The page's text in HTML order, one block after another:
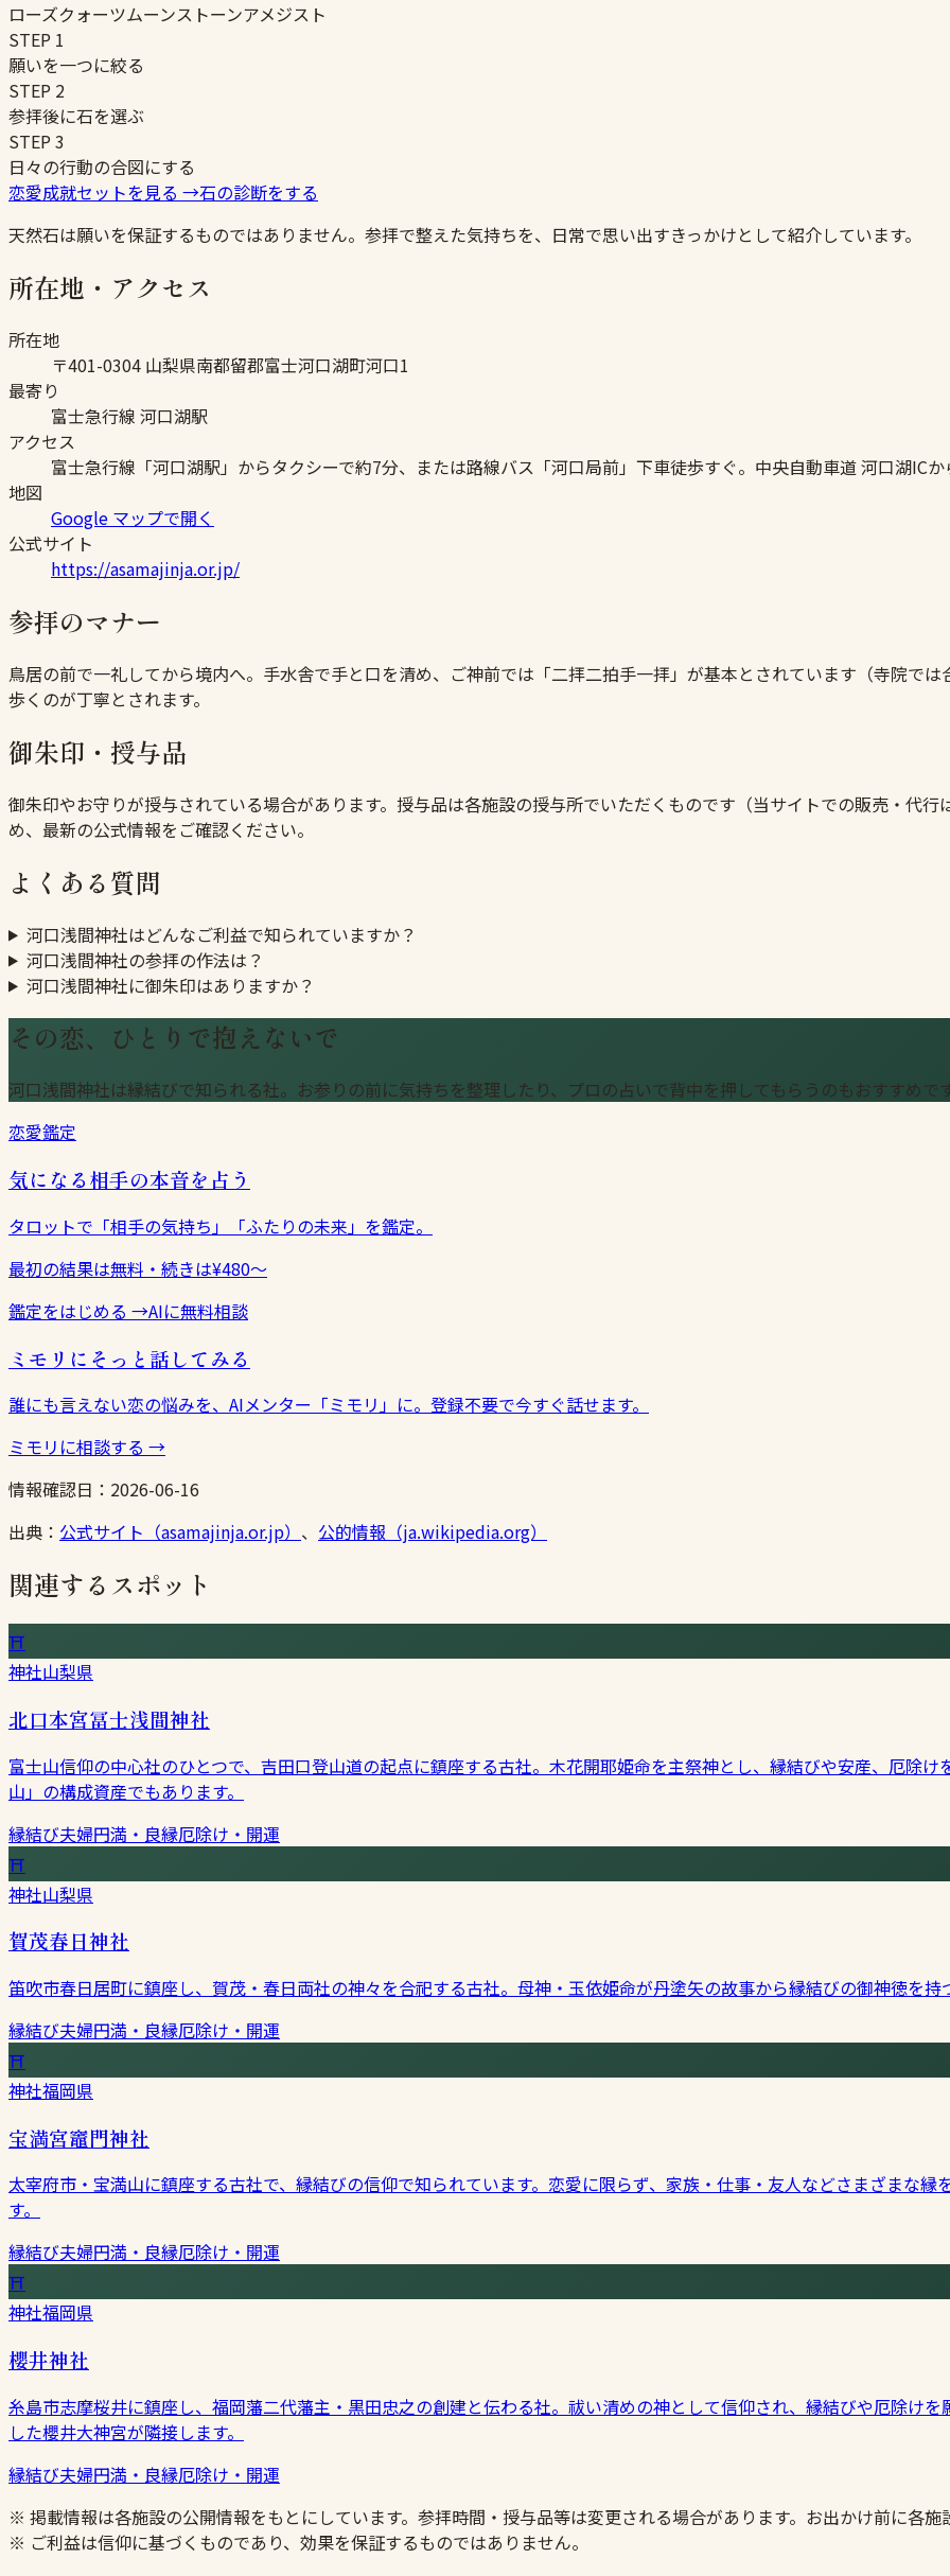
ローズクォーツムーンストーンアメジスト
STEP 1
願いを一つに絞る
STEP 2
参拝後に石を選ぶ
STEP3
日々の行動の合図にする
恋愛成就セットを見る →石の診断をする
天然石は願いを保証するものではありません。参拝で整えた気持ちを、日常で思い出すきっかけとして紹介しています。
所在地・アクセス
所在地
〒401-0304 山梨県南都留郡富士河口湖町河口1
最寄り
富士急行線 河口湖駅
アクセス
富士急行線「河口湖駅」からタクシーで約7分、または路線バス「河口局前」下車徒歩すぐ。中央自動車道 河口湖IC
地図
Google マップで開く
公式サイト
https://asamajinja.or.jp/
参拝のマナー
鳥居の前で一礼してから境内へ。手水舎で手と口を清め、ご神前では「二拝二拍手一拝」が基本とされています（寺院で
歩くのが丁寧とされます。
御朱印・授与品
御朱印やお守りが授与されている場合があります。授与品は各施設の授与所でいただくものです（当サイトでの販売・代
め、最新の公式情報をご確認ください。
よくある質問
河口浅間神社はどんなご利益で知られていますか？
河口浅間神社の参拝の作法は？
河口浅間神社に御朱印はありますか？
その恋、ひとりで抱えないで
河口浅間神社は縁結びで知られる社。お参りの前に気持ちを整理したり、プロの占いで背中を押してもらうのもおすすめで
恋愛鑑定
気になる相手の本音を占う
タロットで「相手の気持ち」「ふたりの未来」を鑑定。
最初の結果は無料・続きは¥480〜
鑑定をはじめる →AIに無料相談
ミモリにそっと話してみる
誰にも言えない恋の悩みを、AIメンター「ミモリ」に。登録不要で今すぐ話せます。
ミモリに相談する →
情報確認日： 2026-06-16
出典： 公式サイト（asamajinja.or.jp） 、 公的情報（ja.wikipedia.org）
関連するスポット
⛩
神社山梨県
北口本宮冨士浅間神社
富士山信仰の中心社のひとつで、吉田口登山道の起点に鎮座する古社。木花開耶姫命を主祭神とし、縁結びや安産、厄除
山」の構成資産でもあります。
縁結び夫婦円満・良縁厄除け・開運
⛩
神社山梨県
賀茂春日神社
笛吹市春日居町に鎮座し、賀茂・春日両社の神々を合祀する古社。母神・玉依姫命が丹塗矢の故事から縁結びの御神徳を
縁結び夫婦円満・良縁厄除け・開運
⛩
神社福岡県
宝満宮竈門神社
太宰府市・宝満山に鎮座する古社で、縁結びの信仰で知られています。恋愛に限らず、家族・仕事・友人などさまざまな
す。
縁結び夫婦円満・良縁厄除け・開運
⛩
神社福岡県
櫻井神社
糸島市志摩桜井に鎮座し、福岡藩二代藩主・黒田忠之の創建と伝わる社。祓い清めの神として信仰され、縁結びや厄除け
した櫻井大神宮が隣接します。
縁結び夫婦円満・良縁厄除け・開運
※ 掲載情報は各施設の公開情報をもとにしています。参拝時間・授与品等は変更される場合があります。お出かけ前に各
※ ご利益は信仰に基づくものであり、効果を保証するものではありません。